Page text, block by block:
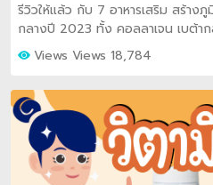
รีวิวให้แล้ว กับ 7 อาหารเสริม สร้า
กลางปี 2023 ทั้ง คอลลาเจน เบต้า
ตาแซนธิน เลย!
Views Views 18,784